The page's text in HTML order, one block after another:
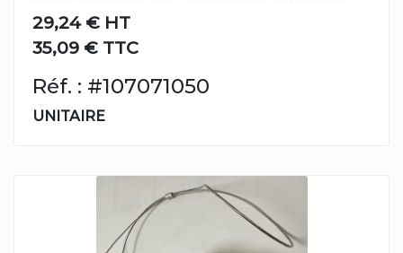
29,24 € HT
35,09 € TTC
Réf. : #107071050
UNITAIRE